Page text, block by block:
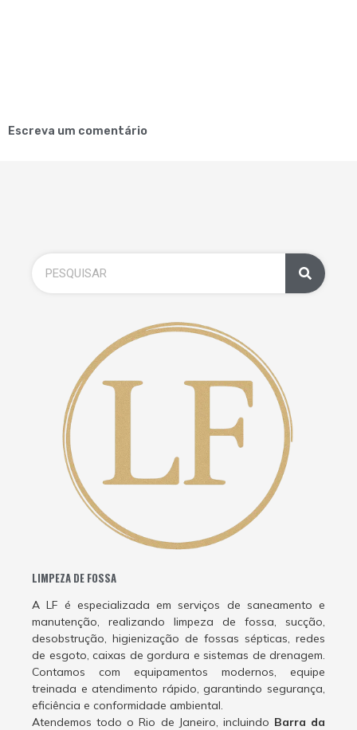
Escreva um comentário
LIMPEZA DE FOSSA
A LF é especializada em serviços de saneamento e
manutenção, realizando limpeza de fossa, sucção,
desobstrução, higienização de fossas sépticas, redes
de esgoto, caixas de gordura e sistemas de drenagem.
Contamos com equipamentos modernos, equipe
treinada e atendimento rápido, garantindo segurança,
eficiência e conformidade ambiental.
Atendemos todo o Rio de Janeiro, incluindo Barra da